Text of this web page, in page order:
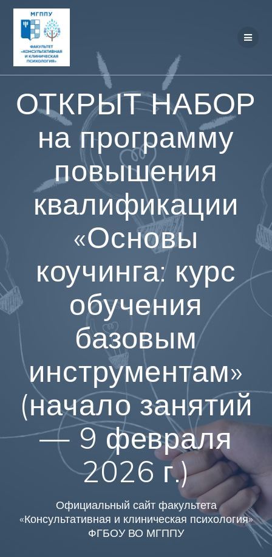
ОТКРЫТ НАБОР
на программу
повышения
квалификации
«Основы
коучинга: курс
обучения
базовым
инструментам»
(начало занятий
— 9 февраля
2026 г.)
Официальный сайт факультета
«Консультативная и клиническая психология»
ФГБОУ ВО МГППУ